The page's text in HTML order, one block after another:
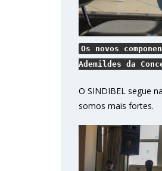
Os novos
Ademildes da
O SINDIBEL segue
somos mais fortes.